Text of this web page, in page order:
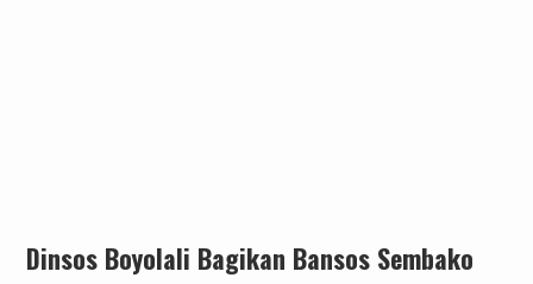
Dinsos Boyolali Bagikan Bansos Sembako